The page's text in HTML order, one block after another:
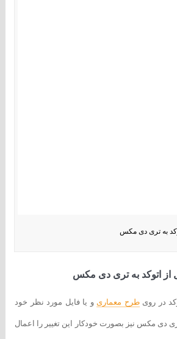
به تری دی مکس
از اتوکد به تری دی مکس
در رویطرح معماری و یا فایل مورد نظر خود
دی مکس نیز بصورت خودکار این تغییر را اعمال